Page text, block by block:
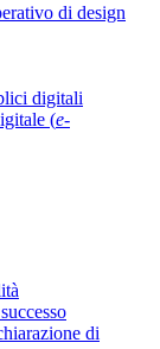
di design
digitali
(e-
di